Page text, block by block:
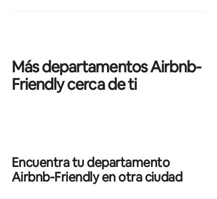
Más departamentos Airbnb-
Friendly cerca de ti
Encuentra tu departamento
Airbnb-Friendly en otra ciudad